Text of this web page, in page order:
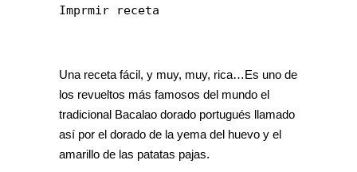
Imprmir receta
Una receta fácil, y muy, muy, rica…Es uno de
los revueltos más famosos del mundo el
tradicional Bacalao dorado portugués llamado
así por el dorado de la yema del huevo y el
amarillo de las patatas pajas.